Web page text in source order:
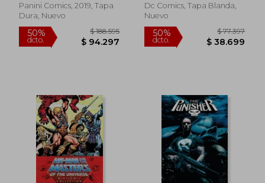
Rápido
Panini Comics, 2019, Tapa
Dura, Nuevo
Dc Comics, Tapa Blanda,
Nuevo